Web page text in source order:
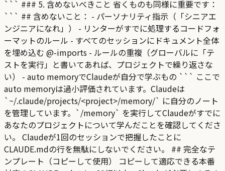
``` ### 5. 含めないべきこと 省くものも同様に重要です：
``` ## 含めないこと： - パーソナリティ指示（「シニアエ
ンジニアになれ」） - リンターがすでに処理するコードフォ
ーマットのルール - すべてのセッションにドキュメント全体
を埋め込む @-imports - ルールの重複（グローバルに「テ
ストを実行」と書いてあれば、プロジェクトで繰り返さな
い） - auto memoryでClaudeが自分で学ぶもの ``` ここで
auto memoryは過小評価されています。Claudeは
`~/.claude/projects/<project>/memory/` に自分のノート
を管理しています。`/memory` を実行してClaudeがすでに
あなたのプロジェクトについて学んだことを確認してくださ
い。 Claudeが1回のセッションで把握したことに
CLAUDE.mdの行を無駄にしないでください。 ## 完全なテ
ンプレート（コピーして使用） コピーして適応できる本番